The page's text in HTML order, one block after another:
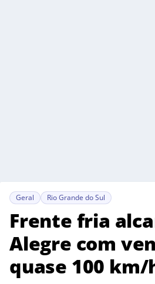
Geral Rio Grande do Sul
Frente fria
Alegre com
quase 100 km/